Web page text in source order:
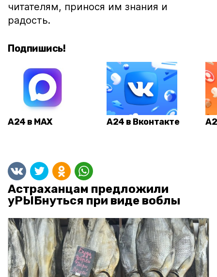
читателям, принося им знания и
радость.
Подпишись!
А24 в MAX А24 в Вконтакте
Астраханцам предложили
уРЫБнуться при виде воблы